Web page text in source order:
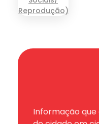
Informação